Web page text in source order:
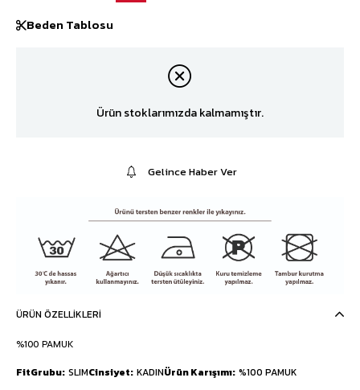
Beden Tablosu
Ürün stoklarımızda kalmamıştır.
Gelince Haber Ver
ÜRÜN ÖZELLIKLERI
%100 PAMUK
FitGrubu SLIMCinsiyet KADINÜrün Karışımı %100 PAMUK